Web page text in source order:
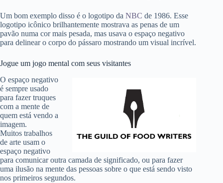
Um bom exemplo disso é o logotipo da NBC de 1986. Esse
logotipo icônico brilhantemente mostrava as penas de um
pavão numa cor mais pesada, mas usava o espaço negativo
para delinear o corpo do pássaro mostrando um visual incrível.
Jogue um jogo mental com seus visitantes
O espaço negativo
é sempre usado
para fazer truques
com a mente de
quem está vendo a
imagem.
Muitos trabalhos
de arte usam o
espaço negativo
para comunicar outra camada de significado, ou para fazer
uma ilusão na mente das pessoas sobre o que está sendo visto
nos primeiros segundos.